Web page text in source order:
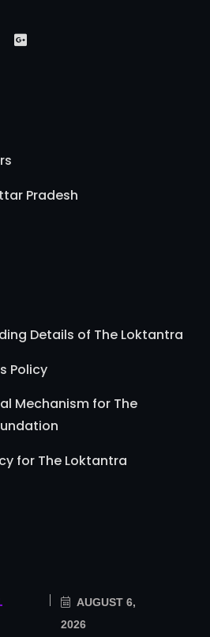
Pradesh
Details of The Loktantra
Policy
Mechanism for The
for The Loktantra
AUGUST 6,
2026